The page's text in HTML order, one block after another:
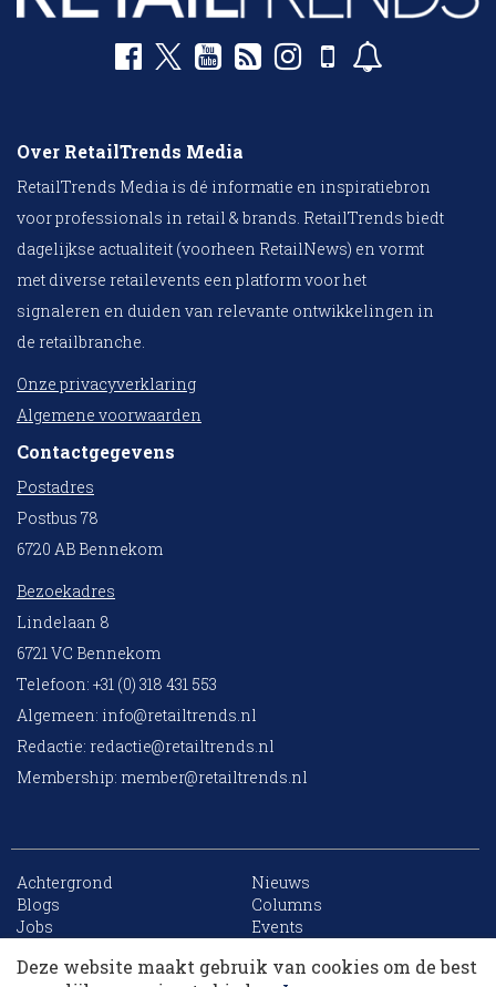
Over RetailTrends Media
RetailTrends Media is dé informatie en inspiratiebron
voor professionals in retail & brands. RetailTrends biedt
dagelijkse actualiteit (voorheen RetailNews) en vormt
met diverse retailevents een platform voor het
signaleren en duiden van relevante ontwikkelingen in
de retailbranche.
Onze privacyverklaring
Algemene voorwaarden
Contactgegevens
Postadres
Postbus 78
6720 AB Bennekom
Bezoekadres
Lindelaan 8
6721 VC Bennekom
Telefoon: +31 (0) 318 431 553
Algemeen: info@retailtrends.nl
Redactie: redactie@retailtrends.nl
Membership: member@retailtrends.nl
Achtergrond
Nieuws
Blogs
Columns
Jobs
Events
Archief
Sitemap
Deze website maakt gebruik van cookies om de best
10 collega’s
Korting op events